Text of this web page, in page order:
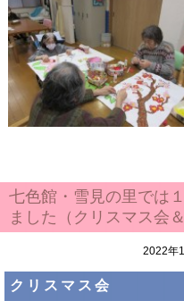
七色館・雪見の里では
ました（クリスマス会
2022年
クリスマス会